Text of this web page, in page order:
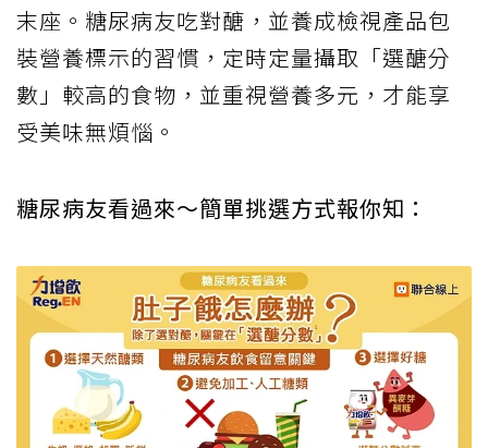
末座。糖尿病友吃對醣，並養成檢視產品包
裝營養標示的習慣，定時定量攝取「選醣分
數」較高的食物，並重視營養多元，才能享
受美味無煩惱。
糖尿病友看過來～簡單挑選方式報你知：